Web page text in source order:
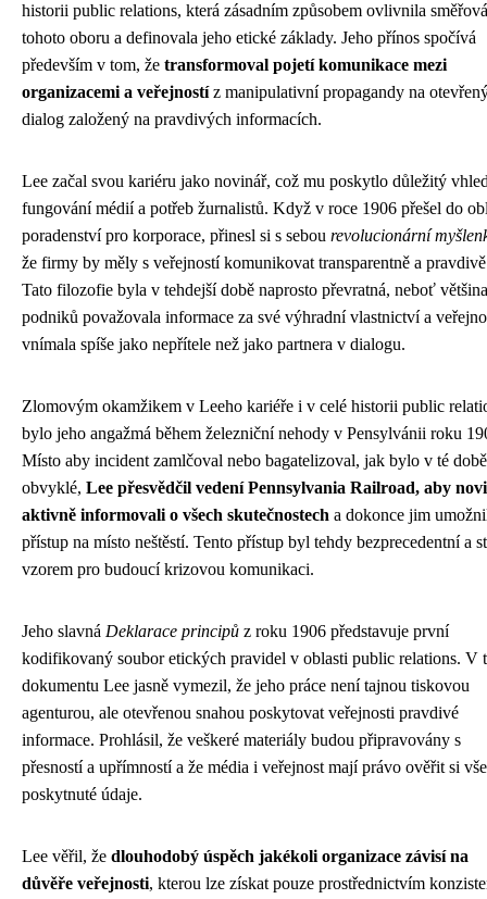
historii public relations, která zásadním způsobem ovlivnila
tohoto oboru a definovala jeho etické základy. Jeho přínos spočívá
především v tom, že transformoval pojetí komunikace mezi
organizacemi a veřejnostíz manipulativní propagandy na
dialog založený na pravdivých informacích.
Lee začal svou kariéru jako novinář, což mu poskytlo důležitý
fungování médií a potřeb žurnalistů. Když v roce 1906 přešel do
poradenství pro korporace, přinesl si s sebou revolucionární
že firmy by měly s veřejností komunikovat transparentně a
Tato filozofie byla v tehdejší době naprosto převratná, neboť většina
podniků považovala informace za své výhradní vlastnictví a
vnímala spíše jako nepřítele než jako partnera v dialogu.
Zlomovým okamžikem v Leeho kariéře i v celé historii public
bylo jeho angažmá během železniční nehody v Pensylvánii roku
Místo aby incident zamlčoval nebo bagatelizoval, jak bylo v té době
obvyklé, Lee přesvědčil vedení Pennsylvania Railroad, aby
aktivně informovali o všech skutečnostech a dokonce jim
přístup na místo neštěstí. Tento přístup byl tehdy bezprecedentní a
vzorem pro budoucí krizovou komunikaci.
Jeho slavná Deklarace principů z roku 1906 představuje první
kodifikovaný soubor etických pravidel v oblasti public relations. V
dokumentu Lee jasně vymezil, že jeho práce není tajnou tiskovou
agenturou, ale otevřenou snahou poskytovat veřejnosti pravdivé
informace. Prohlásil, že veškeré materiály budou připravovány s
přesností a upřímností a že média i veřejnost mají právo ověřit si
poskytnuté údaje.
Lee věřil, že dlouhodobý úspěch jakékoli organizace závisí na
důvěře veřejnosti, kterou lze získat pouze prostřednictvím